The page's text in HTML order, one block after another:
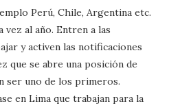
Perú, Chile, Argentina etc.
vez al año. Entren a las
y activen las notificaciones
que se abre una posición de
ser uno de los primeros.
en Lima que trabajan para la